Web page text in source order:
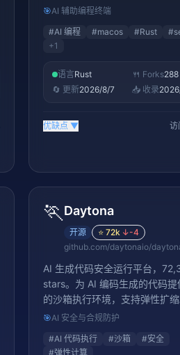
的新一代终端
🎯AI 辅助编程终端
#AI 编程 #macos #Rust #
+1
语言Rust 🍴 Forks288
🔄 更新2026/8/7 📥 收录
优缺点 ▼ 访
🏃Daytona
开源 ⭐72k ↓-4
github.com/daytonaio/
AI 生成代码安全运行平台，
stars。为 AI 编码生成的代码提
的沙箱执行环境，支持弹性扩缩
AI 生成代码「敢生成不敢跑」的
🎯AI 安全与合规防护
#AI 代码执行 #沙箱 #安全
#弹性计算